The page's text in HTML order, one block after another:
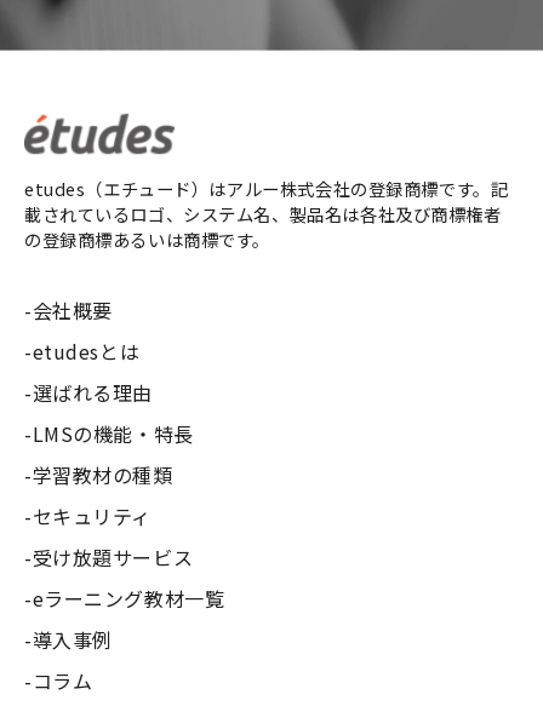
etudes（エチュード）はアルー株式会社の登録商標です。記
載されているロゴ、システム名、製品名は各社及び商標権者
の登録商標あるいは商標です。
会社概要
etudesとは
選ばれる理由
LMSの機能・特長
学習教材の種類
セキュリティ
受け放題サービス
eラーニング教材一覧
導入事例
コラム